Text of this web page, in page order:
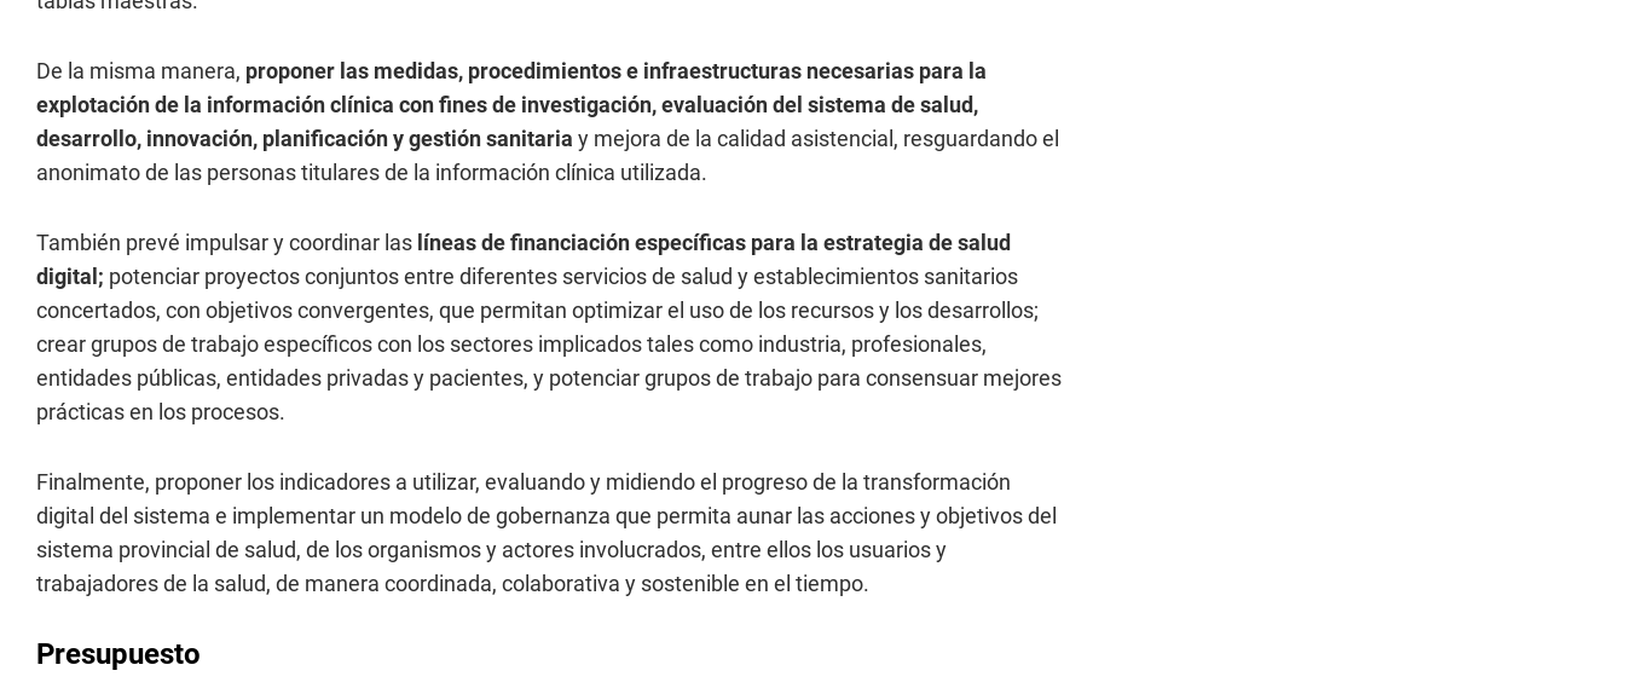
De la misma manera, proponer las medidas, procedimientos e infraestructuras necesarias para la
explotación de la información clínica con fines de investigación, evaluación del sistema de salud,
desarrollo, innovación, planificación y gestión sanitaria y mejora de la calidad asistencial, resguardando el
anonimato de las personas titulares de la información clínica utilizada.
También prevé impulsar y coordinar las líneas de financiación específicas para la estrategia de salud
digital; potenciar proyectos conjuntos entre diferentes servicios de salud y establecimientos sanitarios
concertados, con objetivos convergentes, que permitan optimizar el uso de los recursos y los desarrollos;
crear grupos de trabajo específicos con los sectores implicados tales como industria, profesionales,
entidades públicas, entidades privadas y pacientes, y potenciar grupos de trabajo para consensuar mejores
prácticas en los procesos.
Finalmente, proponer los indicadores a utilizar, evaluando y midiendo el progreso de la transformación
digital del sistema e implementar un modelo de gobernanza que permita aunar las acciones y objetivos del
sistema provincial de salud, de los organismos y actores involucrados, entre ellos los usuarios y
trabajadores de la salud, de manera coordinada, colaborativa y sostenible en el tiempo.
Presupuesto